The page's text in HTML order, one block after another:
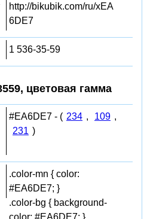
http://bikubik.com/ru/xEA
6DE7
1 536-35-59
цветовая гамма
#EA6DE7 - ( 234 , 109 ,
231 )
.color-mn { color:
#EA6DE7; }
.color-bg { background-
color: #EA6DE7; }